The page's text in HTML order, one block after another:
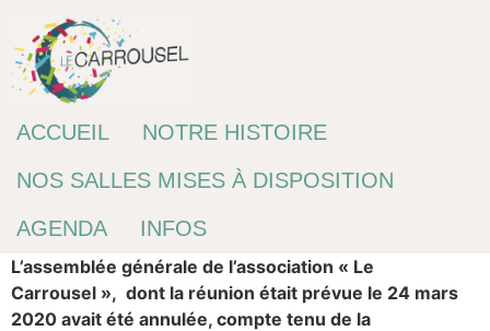
contenu
ACCUEIL
NOTRE HISTOIRE
NOS SALLES MISES À DISPOSITION
AGENDA
INFOS
L’assemblée générale de l’association « Le
Carrousel », dont la réunion était prévue le 24 mars
2020 avait été annulée, compte tenu de la